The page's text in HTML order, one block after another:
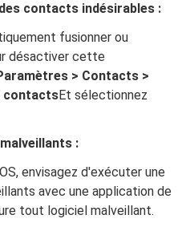
contacts indésirables :
fusionner ou
désactiver cette
> Contacts >
contactsEt sélectionnez
:
envisagez d'exécuter une
avec une application de
tout logiciel malveillant.